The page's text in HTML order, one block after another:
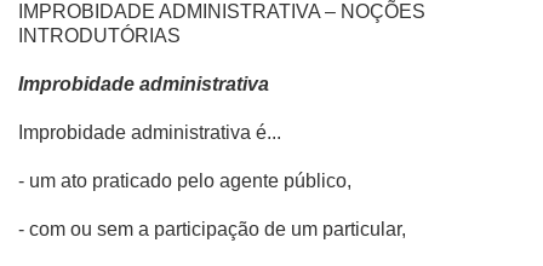
IMPROBIDADE ADMINISTRATIVA – NOÇÕES
INTRODUTÓRIAS
Improbidade administrativa
Improbidade administrativa é...
- um ato praticado pelo agente público,
- com ou sem a participação de um particular,